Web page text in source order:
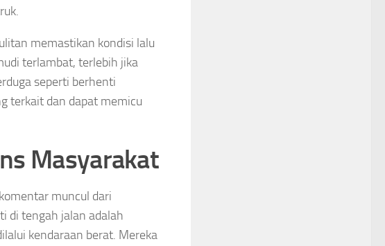
memastikan kondisi lalu
terlambat, terlebih jika
seperti berhenti
terkait dan dapat memicu
Masyarakat
muncul dari
di tengah jalan adalah
kendaraan berat. Mereka